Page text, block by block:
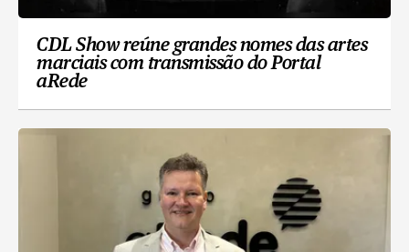
CDL Show reúne grandes nomes das artes
marciais com transmissão do Portal
aRede